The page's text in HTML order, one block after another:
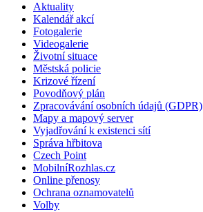
Aktuality
Kalendář akcí
Fotogalerie
Videogalerie
Životní situace
Městská policie
Krizové řízení
Povodňový plán
Zpracovávání osobních údajů (GDPR)
Mapy a mapový server
Vyjadřování k existenci sítí
Správa hřbitova
Czech Point
MobilníRozhlas.cz
Online přenosy
Ochrana oznamovatelů
Volby